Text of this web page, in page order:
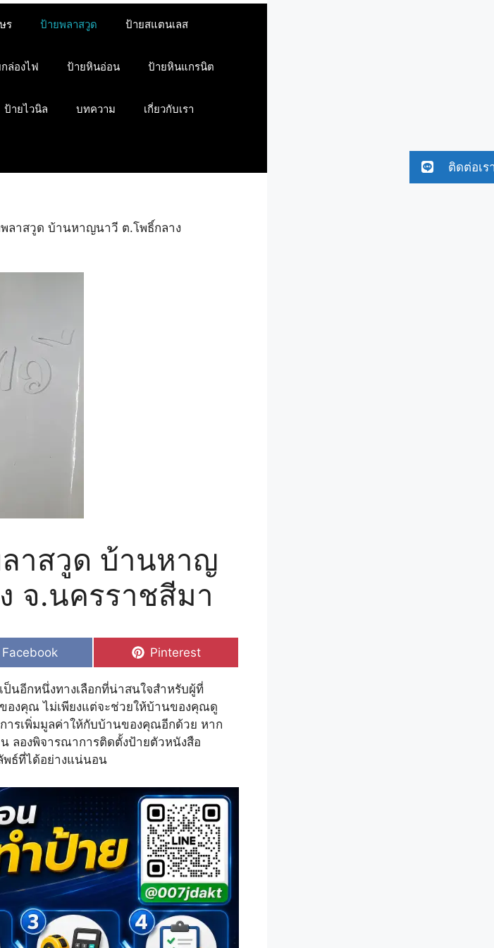
ร ป้ายพลาสวูด ป้ายสแตนเลส
ล่องไฟ ป้ายหินอ่อน ป้ายหินแกรนิต
ป้ายไวนิล บทความ เกี่ยวกับเรา
ลาสวูด บ้านหาญนาวี ต.โพธิ์กลาง
าสวูด บ้านหาญ
จ.นครราชสีมา
Share
Facebook
Share
Pinterest
นอีกหนึ่งทางเลือกที่น่าสนใจสำหรับผู้ที่
องคุณ ไม่เพียงแต่จะช่วยให้บ้านของคุณดู
ารเพิ่มมูลค่าให้กับบ้านของคุณอีกด้วย หาก
ลองพิจารณาการติดตั้งป้ายตัวหนังสือ
ธ์ที่ได้อย่างแน่นอน
ติดต่อเร